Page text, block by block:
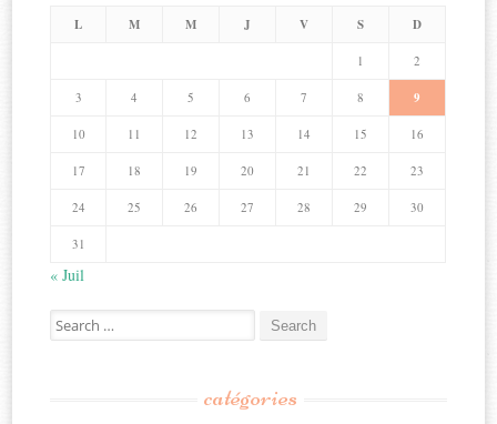
L M M J V S D
1 2
3 4 5 6 7 8 9
10 11 12 13 14 15 16
17 18 19 20 21 22 23
24 25 26 27 28 29 30
31
« Juil
Search
for:
catégories